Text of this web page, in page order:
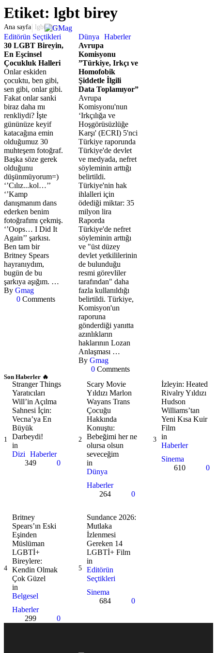
Etiket: lgbt birey
Ana sayfa lgbt birey
Editörün Seçtikleri
30 LGBT Bireyin,
En Eşcinsel
Çocukluk Halleri
Onlar eskiden
çocuktu, ben gibi,
sen gibi, onlar gibi.
Fakat onlar sanki
biraz daha mı
renkliydi? İşte
gününüze keyif
katacağına emin
olduğumuz 30
muhteşem fotoğraf.
Başka söze gerek
olduğunu
düşünmüyorum=)
‘’Cılız...kol…’’
‘’Kamp
danışmanım dans
ederken benim
fotoğrafımı çekmiş.
‘’Oops… I Did It
Again’’ şarkısı.
Ben tam bir
Britney Spears
hayranıydım,
bugün de bu
şarkıya aşığım. …
By Gmag
0 Comments
Dünya
Haberler
Avrupa
Komisyonu
”Türkiye, Irkçı ve
Homofobik
Şiddetle İlgili
Data Toplamıyor”
Avrupa
Komisyonu'nun
‘Irkçılığa ve
Hoşgörüsüzlüğe
Karşı' (ECRI) 5'nci
Türkiye raporunda
Türkiye'de devlet
ve medyada, nefret
söyleminin arttığı
belirtildi.
Türkiye'nin hak
ihlalleri için
ödediği miktar: 35
milyon lira
Raporda
Türkiye'de nefret
söyleminin arttığı
ve "üst düzey
devlet yetkililerinin
de bulunduğu
resmi görevliler
tarafından" daha
fazla kullanıldığı
belirtildi. Türkiye,
Komisyon'un
raporuna
gönderdiği yanıtta
azınlıkların
haklarının Lozan
Anlaşması …
By Gmag
0 Comments
Son Haberler 🔥
1
Stranger Things
Yaratıcıları
Will’in Açılma
Sahnesi İçin:
Vecna’ya En
Büyük
Darbeydi!
in
Dizi
Haberler
349
0
2
Scary Movie
Yıldızı Marlon
Wayans Trans
Çocuğu
Hakkında
Konuştu:
Bebeğimi her ne
olursa olsun
seveceğim
in
Dünya
Haberler
264
0
3
İzleyin: Heated
Rivalry Yıldızı
Hudson
Williams’tan
Yeni Kısa Kuir
Film
in
Haberler
Sinema
610
0
4
Britney
Spears’ın Eski
Eşinden
Müslüman
LGBTİ+
Bireylere:
Kendin Olmak
Çok Güzel
in
Belgesel
Haberler
299
0
5
Sundance 2026:
Mutlaka
İzlenmesi
Gereken 14
LGBTİ+ Film
in
Editörün
Seçtikleri
Sinema
684
0